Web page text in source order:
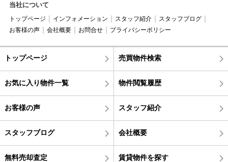
当社について
トップページ インフォメーション スタッフ紹介
スタッフブログ
お客様の声
会社概要 お問合せ プライバシーポリシー
トップページ 売買物件検索
お気に入り物件一覧 物件閲覧履歴
お客様の声 スタッフ紹介
スタッフブログ 会社概要
無料売却査定 賃貸物件を探す